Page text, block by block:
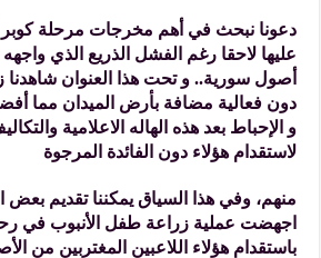
دعونا نبحث في أهم مخرجات مرحلة كوبر
عليها لاحقا رغم الفشل الذريع الذي
أصول سورية.. و تحت هذا العنوان شاهدنا
دون فعالية مضافة بأرض الميدان مما أفضى
و الإحباط بعد هذه الهاله الاعلامية
لاستقدام هؤلاء دون الفائدة المرجوة
منهم، وفي هذا السياق يمكننا تقديم بعض
اجهضت عملية زراعة طفل الأنبوب في
باستقدام هؤلاء اللاعبين المغتربين من